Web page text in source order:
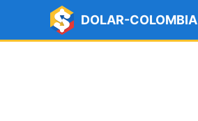
DOLAR-COLOMBIA